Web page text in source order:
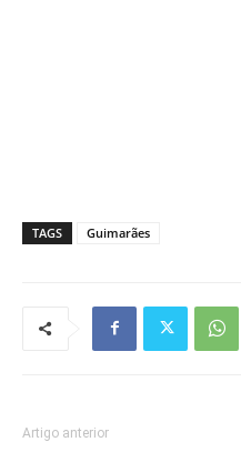
TAGS Guimarães
Artigo anterior